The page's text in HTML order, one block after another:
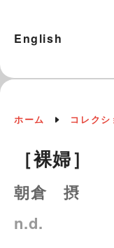
English
ホーム コレク
［裸婦］
朝倉 摂
n.d.